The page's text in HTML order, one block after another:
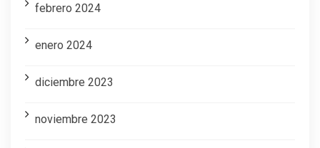
febrero 2024
enero 2024
diciembre 2023
noviembre 2023